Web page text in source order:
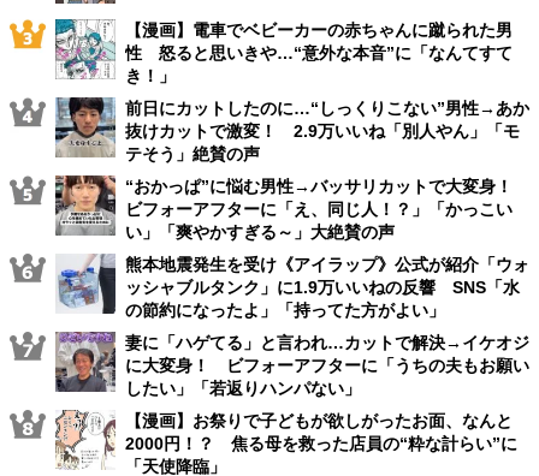
【漫画】電車でベビーカーの赤ちゃんに蹴られた男
性 怒ると思いきや…“意外な本音”に「なんてすて
き！」
前日にカットしたのに…“しっくりこない”男性→あか
抜けカットで激変！ 2.9万いいね「別人やん」「モ
テそう」絶賛の声
“おかっぱ”に悩む男性→バッサリカットで大変身！
ビフォーアフターに「え、同じ人！？」「かっこい
い」「爽やかすぎる～」大絶賛の声
熊本地震発生を受け《アイラップ》公式が紹介「ウォ
ッシャブルタンク」に1.9万いいねの反響 SNS「水
の節約になったよ」「持ってた方がよい」
妻に「ハゲてる」と言われ…カットで解決→イケオジ
に大変身！ ビフォーアフターに「うちの夫もお願い
したい」「若返りハンパない」
【漫画】お祭りで子どもが欲しがったお面、なんと
2000円！？ 焦る母を救った店員の“粋な計らい”に
「天使降臨」